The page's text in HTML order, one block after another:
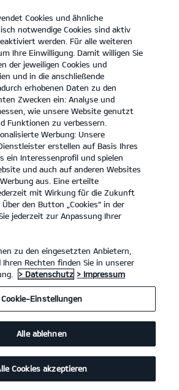
KONTAKT
Konfigurator
Genau wie du.
Cookies und ähnliche
notwendige Cookies sind aktiv
werden. Für alle weiteren
Ihre Einwilligung. Damit willigen Sie
der jeweiligen Cookies und
und in die anschließende
erhobenen Daten zu den
Zwecken ein: Analyse und
wie unsere Website genutzt
Funktionen zu verbessern.
Werbung: Unsere
erstellen auf Basis Ihres
ein Interessenprofil und spielen
und auch auf anderen Websites
aus. Eine erteilte
mit Wirkung für die Zukunft
den Button „Cookies“ in der
jederzeit zur Anpassung Ihrer
zu den eingesetzten Anbietern,
Ihren Rechten finden Sie in unserer
> Datenschutz > Impressum
Cookie-Einstellungen
Alle ablehnen
Cookies akzeptieren